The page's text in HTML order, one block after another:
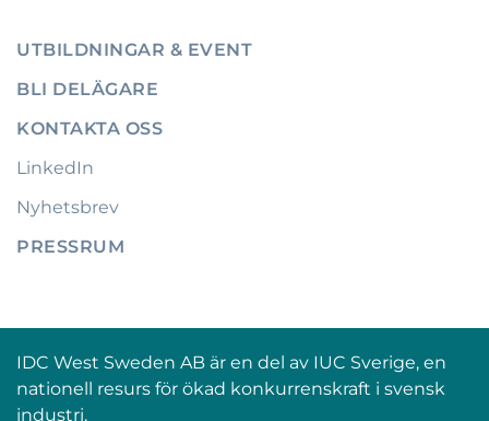
UTBILDNINGAR & EVENT
BLI DELÄGARE
KONTAKTA OSS
LinkedIn
Nyhetsbrev
PRESSRUM
IDC West Sweden AB är en del av IUC Sverige, en
nationell resurs för ökad konkurrenskraft i svensk
industri.